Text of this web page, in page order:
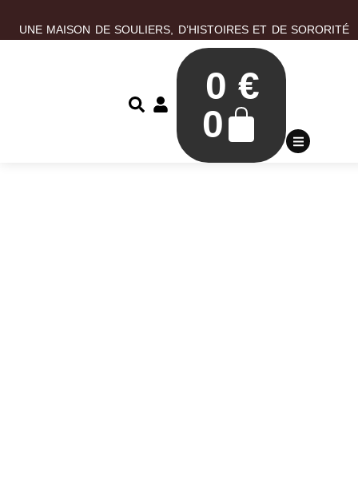
UNE MAISON DE SOULIERS, D’HISTOIRES ET DE SORORITÉ
0 €
0